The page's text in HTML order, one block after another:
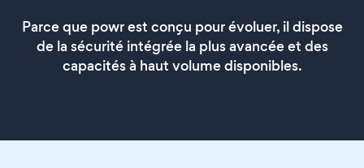
Parce que powr est conçu pour évoluer, il dispose
de la sécurité intégrée la plus avancée et des
capacités à haut volume disponibles.